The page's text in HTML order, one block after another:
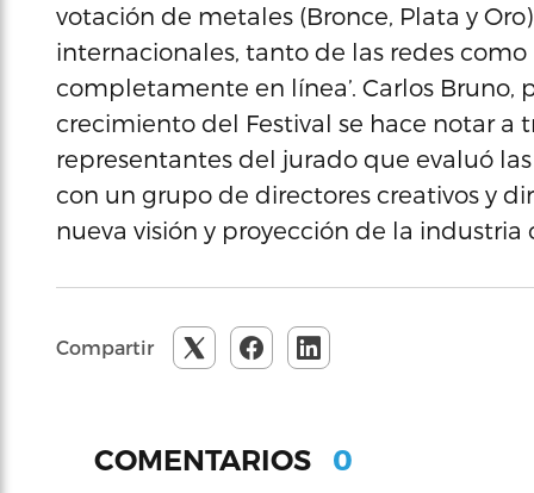
votación de metales (Bronce, Plata y
internacionales, tanto de las redes
completamente en línea’. Carlos Bruno,
crecimiento del Festival se hace notar a
representantes del jurado que evaluó
con un grupo de directores creativos y
nueva visión y proyección de la industria
Compartir
COMENTARIOS 0